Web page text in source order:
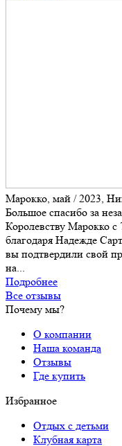
Марокко, май / 2023,
Большое спасибо за
Королевству Марокко с
благодаря Надежде
вы подтвердили свой
на...
Подробнее
Все отзывы
Почему мы?
О компании
Наша команда
Отзывы
Где купить
Избранное
Отдых с детьми
Клубная карта